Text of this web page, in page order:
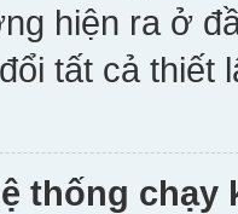
hiện ra ở
tất cả thiết
thống chạy